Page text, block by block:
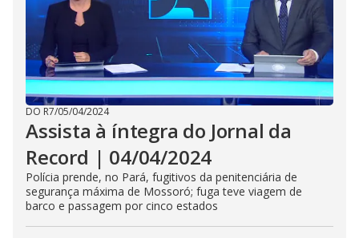
DO R7/05/04/2024
Assista à íntegra do Jornal da
Record | 04/04/2024
Polícia prende, no Pará, fugitivos da penitenciária de
segurança máxima de Mossoró; fuga teve viagem de
barco e passagem por cinco estados